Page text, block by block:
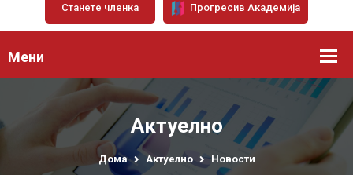
Станете членка Прогресив Академија
Мени
Актуелно
Дома Актуелно Новости